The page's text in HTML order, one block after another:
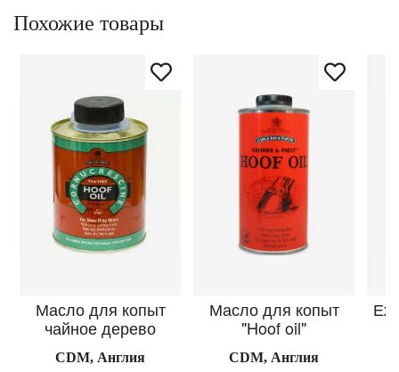
Похожие товары
Масло для копыт
чайное дерево
CDM, Англия
Масло для копыт
"Hoof oil"
CDM, Англия